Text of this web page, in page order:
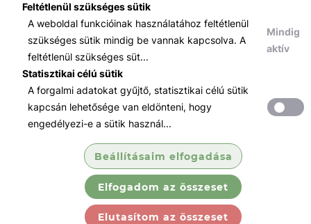
Feltétlenül szükséges sütik
A weboldal funkcióinak használatához feltétlenül
szükséges sütik mindig be vannak kapcsolva. A
feltétlenül szükséges süt...
Mindig
aktív
Statisztikai célú sütik
A forgalmi adatokat gyűjtő, statisztikai célú sütik
kapcsán lehetősége van eldönteni, hogy
engedélyezi-e a sütik használ...
Beállításaim elfogadása
Elfogadom az összeset
Elutasítom az összeset
Összes
Tőzsde / Tőkepiac / Befektetés
Tőzsdei szakvizsga felkészítő
tanfolyam (B...
Megismertetjük 4 képzési részen keresztül
az értékpapírpiaccal kapcsolatos
összefüggéseket és folyamatokat.
KURZUS IDŐPONTJA
Kezdés 2026. 09. 26...
558 673 Ft